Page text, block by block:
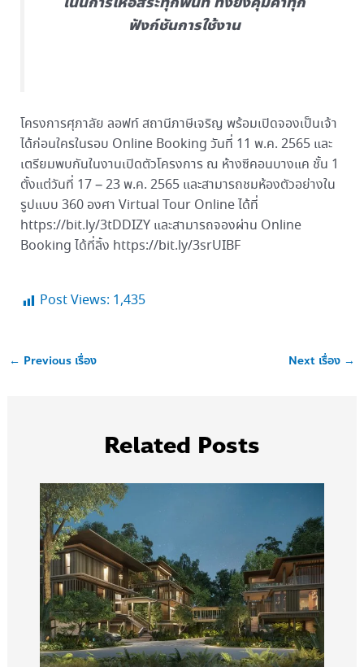
ฟังก์ชันการใช้งาน
โครงการศุภาลัย ลอฟท์ สถานีภาษีเจริญ พร้อมเปิดจองเป็นเจ้า
ได้ก่อนใครในรอบ Online Booking วันที่ 11 พ.ค. 2565 และ
เตรียมพบกันในงานเปิดตัวโครงการ ณ ห้างซีคอนบางแค ชั้น 1
ตั้งแต่วันที่ 17 – 23 พ.ค. 2565 และสามารถชมห้องตัวอย่างใน
รูปแบบ 360 องศา Virtual Tour Online ได้ที่
https://bit.ly/3tDDIZY และสามารถจองผ่าน Online
Booking ได้ที่ลิ้ง https://bit.ly/3srUIBF
Post Views: 1,435
← Previous เรื่อง Next เรื่อง →
Related Posts